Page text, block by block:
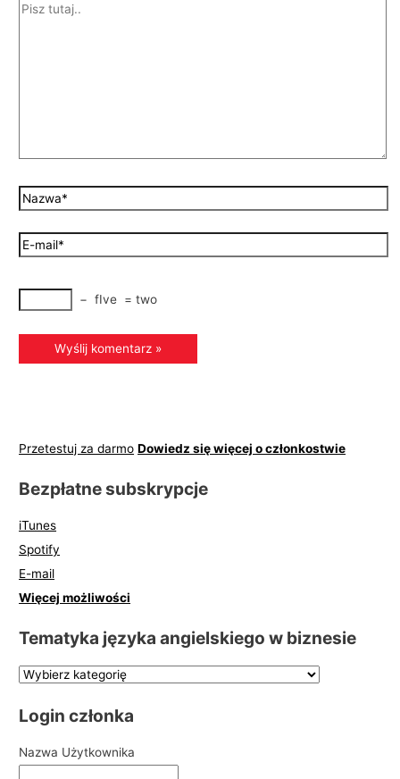
− fIve = two
Przetestuj za darmo Dowiedz się więcej o członkostwie
Bezpłatne subskrypcje
iTunes
Spotify
E-mail
Więcej możliwości
Tematyka języka angielskiego w biznesie
Login członka
Nazwa Użytkownika